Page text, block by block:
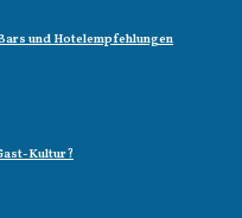
und Hotelempfehlungen
Kultur?